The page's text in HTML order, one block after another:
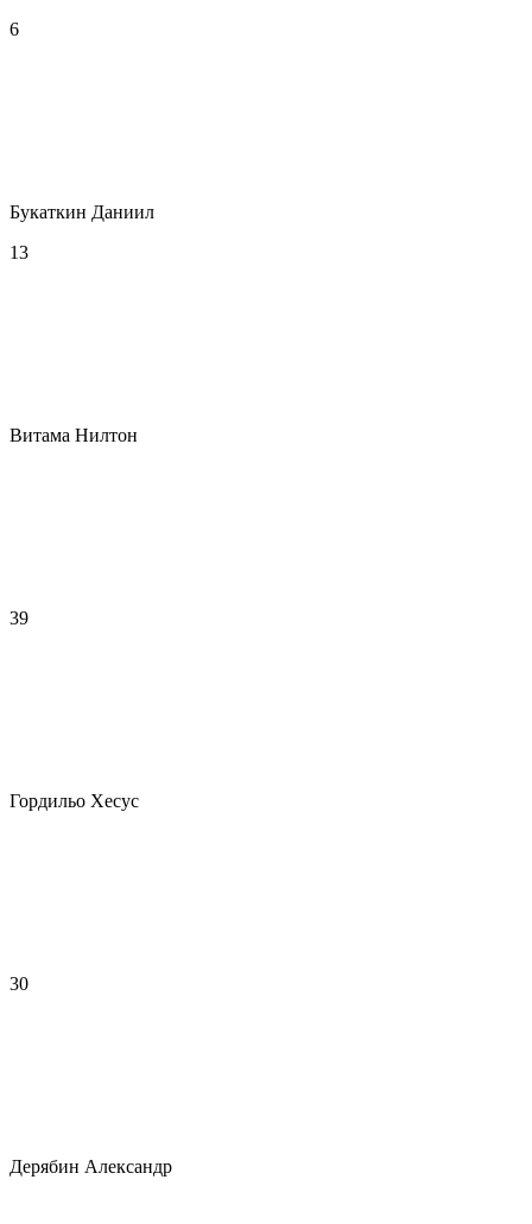
6
Букаткин Даниил
13
Витама Нилтон
39
Гордильо Хесус
30
Дерябин Александр